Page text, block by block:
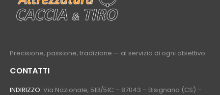
Precisione, passione, tradizione — al servizio di ogni obiettivo.
CONTATTI
INDIRIZZO: Via Nazionale, 51B/51C – 87043 – Bisignano (CS) –